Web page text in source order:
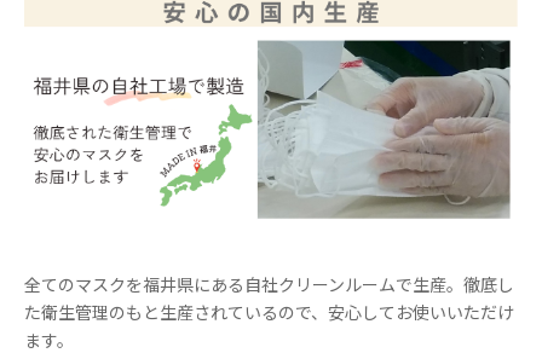
全てのマスクを福井県にある自社クリーンルームで生産。徹底し
た衛生管理のもと生産されているので、安心してお使いいただけ
ます。